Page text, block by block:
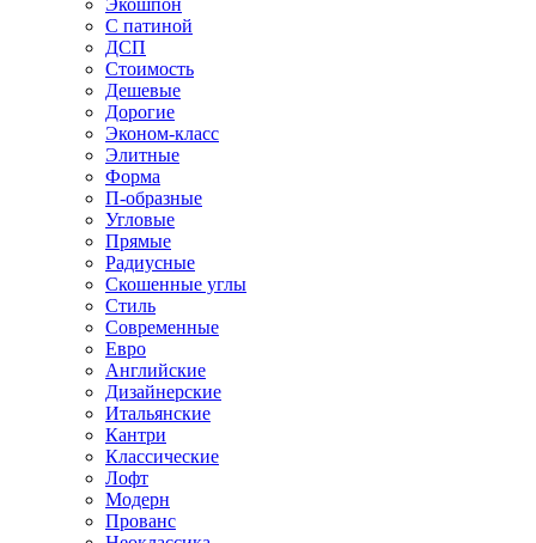
Экошпон
С патиной
ДСП
Стоимость
Дешевые
Дорогие
Эконом-класс
Элитные
Форма
П-образные
Угловые
Прямые
Радиусные
Скошенные углы
Стиль
Современные
Евро
Английские
Дизайнерские
Итальянские
Кантри
Классические
Лофт
Модерн
Прованс